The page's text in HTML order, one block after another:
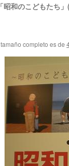
昭和のこどもたち
completo es de